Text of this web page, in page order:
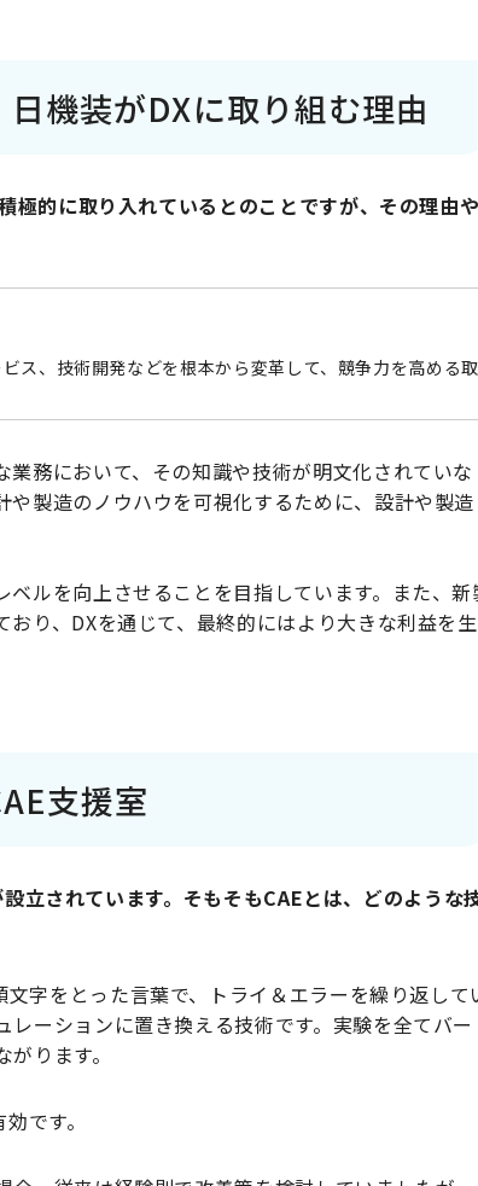
日機装がDXに取り組む理由
極的に取り入れているとのことですが、その理由
ス、技術開発などを根本から変革して、競争力を高める取
務において、その知識や技術が明文化されていな
製造のノウハウを可視化するために、設計や製造
ルを向上させることを目指しています。また、新
り、DXを通じて、最終的にはより大きな利益を生
支援室
立されています。そもそもCAEとは、どのような
字をとった言葉で、トライ＆エラーを繰り返して
ーションに置き換える技術です。実験を全てバー
ります。
です。